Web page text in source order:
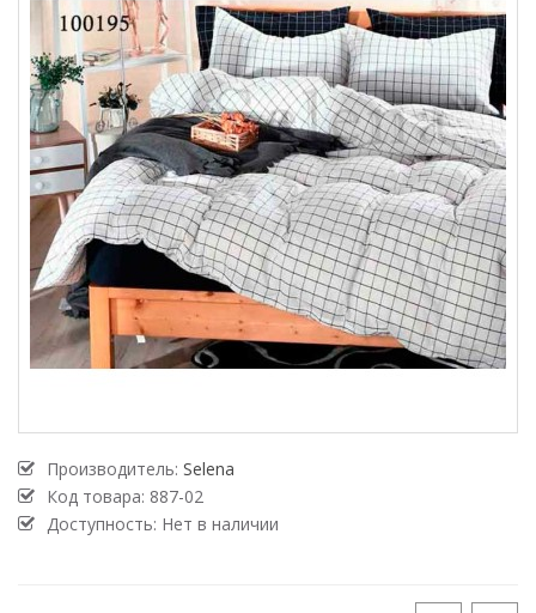
Производитель: Selena
Код товара: 887-02
Доступность: Нет в наличии